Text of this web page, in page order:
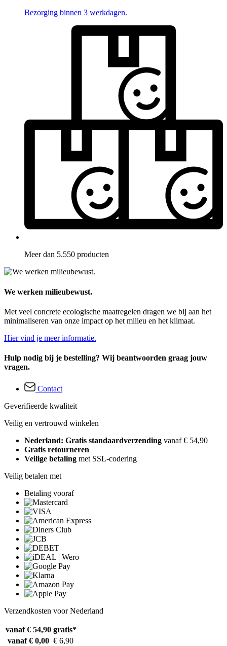
Bezorging binnen 3 werkdagen.
Meer dan 5.550 producten
We werken milieubewust.
Met veel concrete ecologische maatregelen dragen we bij aan het
minimaliseren van onze impact op het milieu en het klimaat.
Hier vind je meer informatie.
Hulp nodig bij je bestelling? Wij beantwoorden graag jouw
vragen.
Contact
Geverifieerde kwaliteit
Veilig en vertrouwd winkelen
Nederland: Gratis standaardverzending vanaf € 54,90
Gratis retourneren
Veilige betaling met SSL-codering
Veilig betalen met
Betaling vooraf
Verzendkosten voor Nederland
vanaf € 54,90 gratis*
vanaf € 0,00 € 6,90